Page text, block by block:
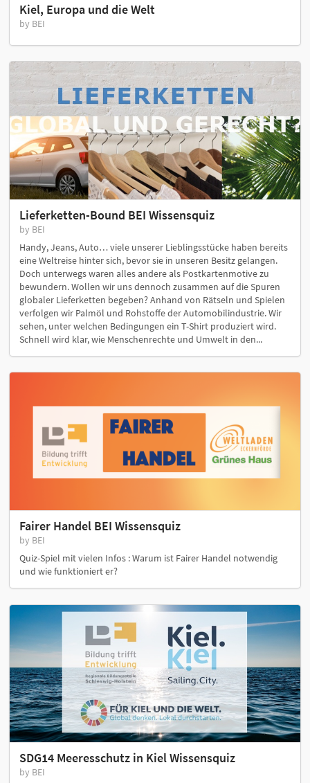
Kiel, Europa und die Welt
by BEI
Lieferketten-Bound BEI Wissensquiz
by BEI
Handy, Jeans, Auto… viele unserer Lieblingsstücke haben bereits
eine Weltreise hinter sich, bevor sie in unseren Besitz gelangen.
Doch unterwegs waren alles andere als Postkartenmotive zu
bewundern. Wollen wir uns dennoch zusammen auf die Spuren
globaler Lieferketten begeben? Anhand von Rätseln und Spielen
verfolgen wir Palmöl und Rohstoffe der Automobilindustrie. Wir
sehen, unter welchen Bedingungen ein T-Shirt produziert wird.
Schnell wird klar, wie Menschenrechte und Umwelt in den...
Fairer Handel BEI Wissensquiz
by BEI
Quiz-Spiel mit vielen Infos : Warum ist Fairer Handel notwendig
und wie funktioniert er?
SDG14 Meeresschutz in Kiel Wissensquiz
by BEI